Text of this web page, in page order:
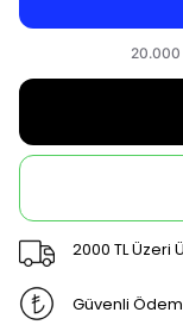
2000 TL Üzeri
Güvenli